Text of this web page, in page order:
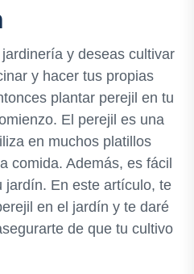
y deseas cultivar
y hacer tus propias
plantar perejil en tu
El perejil es una
en muchos platillos
comida. Además, es fácil
jardín. En este artículo, te
en el jardín y te daré
de que tu cultivo